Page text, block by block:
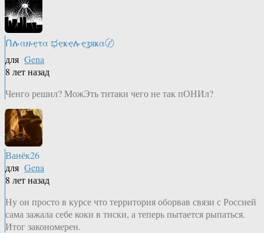
Ոሉαዙҿτα ಭҿҝҿሉҿʓяҝα〄
для Gena
8 лет назад
Ченго решил? МожЭть титаки чего не так пОНИл?
Ванёк26
для Gena
8 лет назад
Ну он просто в курсе что территория оборвав связи с Россией
сама зажала себе коки в тиски, а теперь пытается рыпаться.
Итог закономерен.